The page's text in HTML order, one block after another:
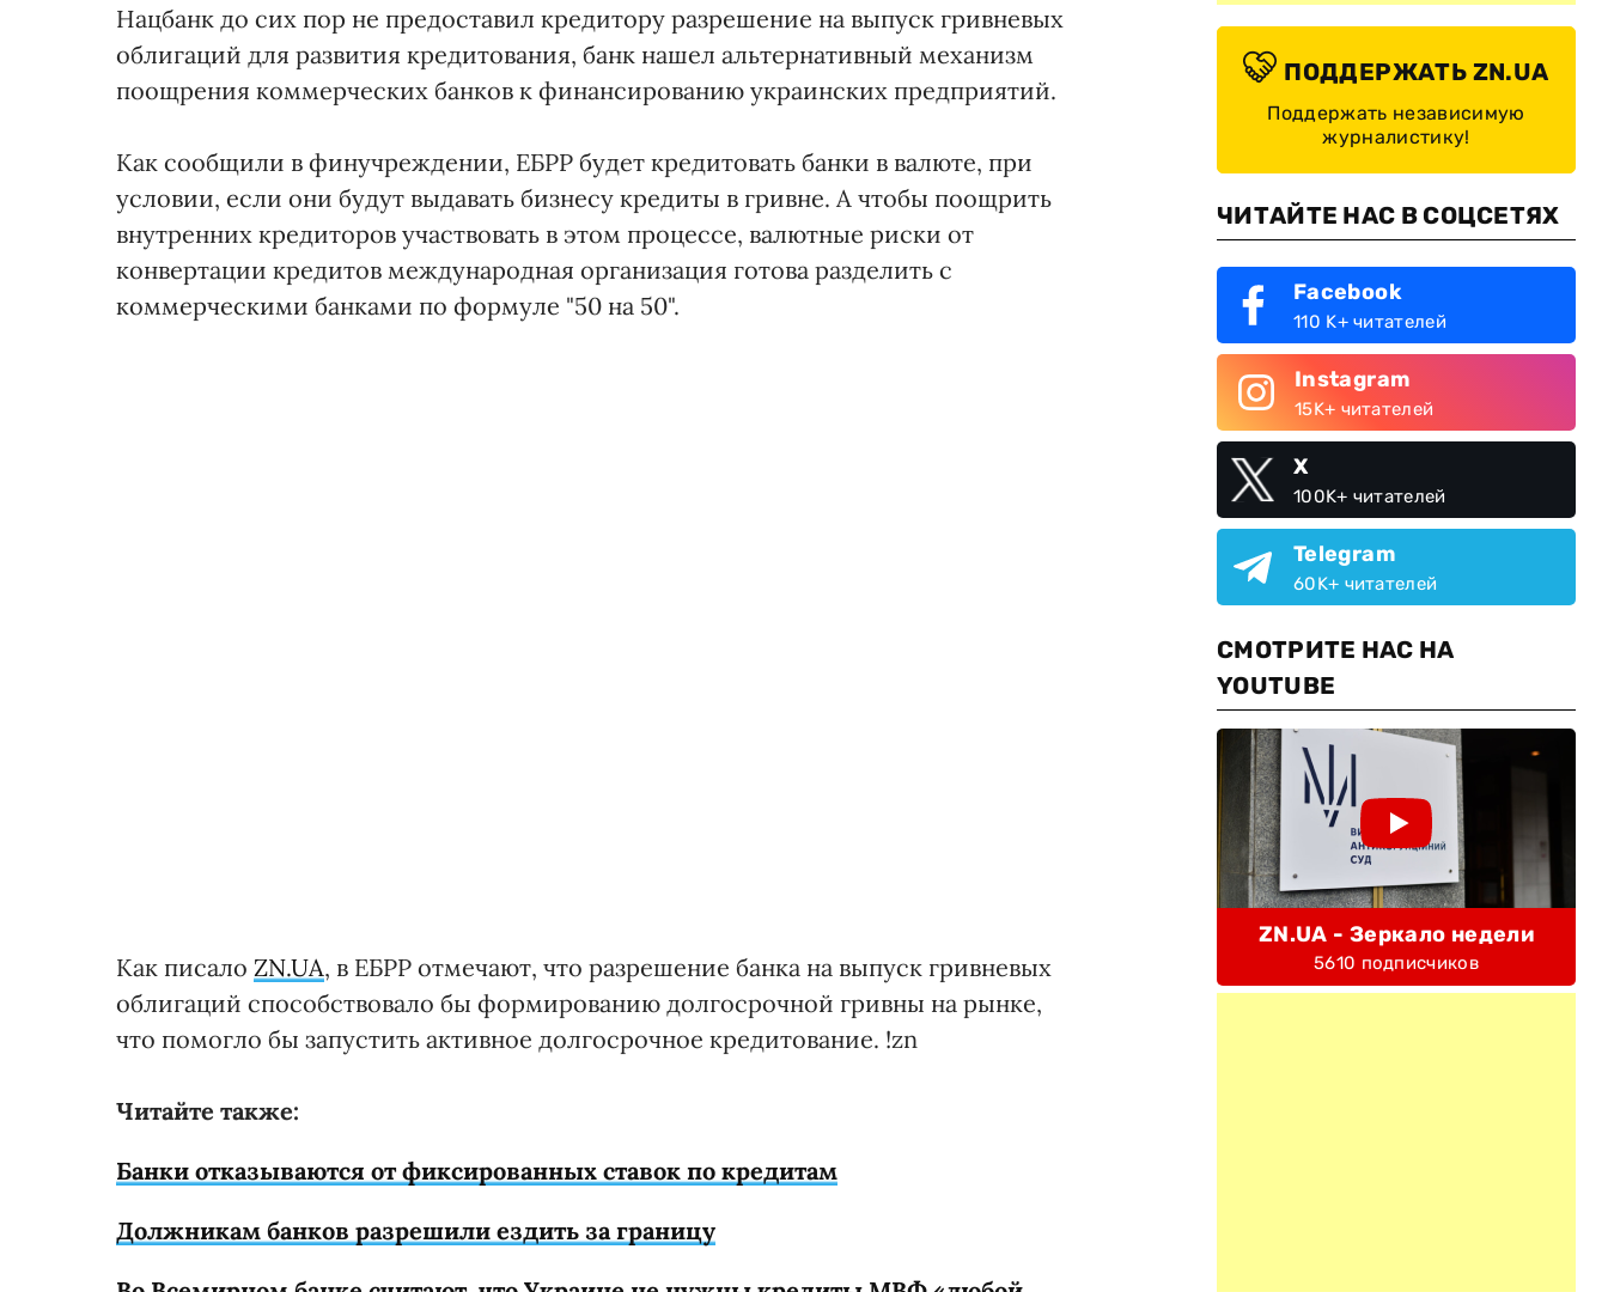
Нацбанк до сих пор не предоставил кредитору разрешение на выпуск гривневых
облигаций для развития кредитования, банк нашел альтернативный механизм
поощрения коммерческих банков к финансированию украинских предприятий.
Как сообщили в финучреждении, ЕБРР будет кредитовать банки в валюте, при
условии, если они будут выдавать бизнесу кредиты в гривне. А чтобы поощрить
внутренних кредиторов участвовать в этом процессе, валютные риски от
конвертации кредитов международная организация готова разделить с
коммерческими банками по формуле "50 на 50".
Как писало ZN.UA, в ЕБРР отмечают, что разрешение банка на выпуск гривневых
облигаций способствовало бы формированию долгосрочной гривны на рынке,
что помогло бы запустить активное долгосрочное кредитование. !zn
Читайте также:
Банки отказываются от фиксированных ставок по кредитам
Должникам банков разрешили ездить за границу
ПОДДЕРЖАТЬ ZN.UA
Поддержать независимую
журналистику!
ЧИТАЙТЕ НАС В СОЦСЕТЯХ
Facebook
110 K+ читателей
Instagram
15K+ читателей
X
100K+ читателей
Telegram
60K+ читателей
СМОТРИТЕ НАС НА
YOUTUBE
ZN.UA - Зеркало недели
5610 подписчиков